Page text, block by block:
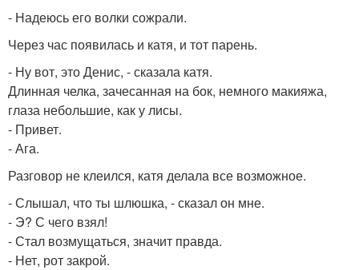
- Надеюсь его волки сожрали.
Через час появилась и катя, и тот парень.
- Ну вот, это Денис, - сказала катя.
Длинная челка, зачесанная на бок, немного макияжа,
глаза небольшие, как у лисы.
- Привет.
- Ага.
Разговор не клеился, катя делала все возможное.
- Слышал, что ты шлюшка, - сказал он мне.
- Э? С чего взял!
- Стал возмущаться, значит правда.
- Нет, рот закрой.